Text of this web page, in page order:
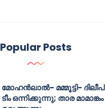
Popular Posts
മോഹൻലാൽ- മമ്മൂട്ടി- ദിലീപ്
ടീം ഒന്നിക്കുന്നു; താര മാമാങ്കം